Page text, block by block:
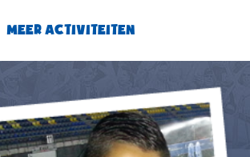
MEER ACTIVITEITEN